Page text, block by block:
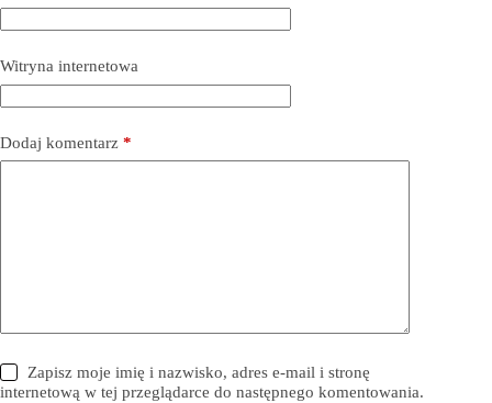
Witryna internetowa
Dodaj komentarz *
Zapisz moje imię i nazwisko, adres e-mail i stronę
internetową w tej przeglądarce do następnego komentowania.